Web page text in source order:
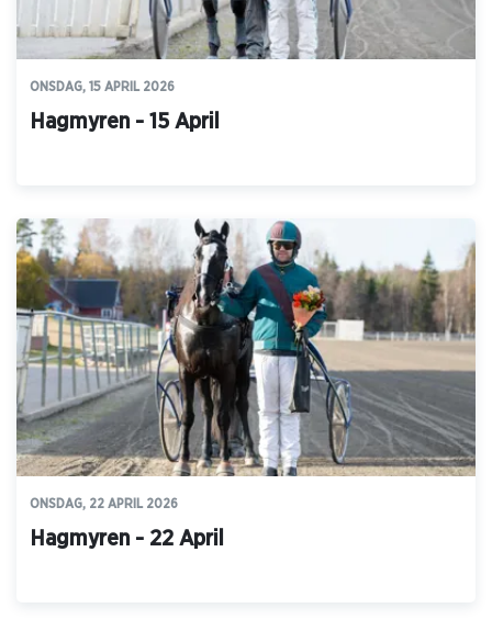
ONSDAG, 15 APRIL 2026
Hagmyren - 15 April
ONSDAG, 22 APRIL 2026
Hagmyren - 22 April